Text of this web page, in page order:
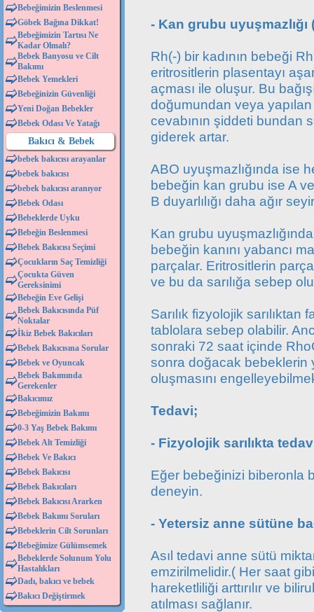
Bebeğimizin Beslenmesi
Göbek Bağına Dikkat!
Bebeğimizin Tartısı Ne
Kadar Olmalı?
Bebek Banyosu ve Cilt
Bakımı
Bebek Yemekleri
Bebeğinizin Güvenliği
Yeni Doğan Bebekler
Bebek Odası Ve Yatağı
Bakıcı & Bebek
bebek bakıcısı arayanlar
bebek bakıcısı
bebek bakıcısı aranıyor
Bebek Odası
Bebeklerde Uyku
Bebeğin Beslenmesi
Bebek Bakıcısı Seçimi
Çocukların Saç Temizliği
Çocukta Güven
Gereksinimi
Bebeğin Eve Gelişi
Bebek Bakıcısında Püf
Noktalar
İkiz Bebek Bakıcıları
Bebek Bakıcısına Sorular
Bebek ve Oyuncak
Bebek Bakımında
Gerekenler
Bakıcımız
Bebeğimizin Bakımı
0-3 Yaş Bebek Bakımı
Bebek Alt Temizliği
Bebek Ve Bakıcı
Bebek Bakıcısı
Bebek Bakıcıları
Bebek Bakıcısı Ararken
Bebek Bakımı Soruları
Bebeklerin Cilt Sorunları
Bebeğimize Gülümsemek
Bebeklerde Solunum Yolu
Hastalıkları
Dadı, bakıcı ve bebek
Bakıcı Değiştirmek
- Kan grubu uyuşmazlığı
Rh(-) bir kadının bebeği
eritrositlerin plasentayı
açması ile oluşur. Bu
doğumundan veya yapılan
cevabının şiddeti bundan
giderek artar.
ABO uyuşmazlığında ise
bebeğin kan grubu ise A
B duyarlılığı daha ağır
Kan grubu
bebeğin kanını yabancı
parçalar. Eritrositlerin
ve bu da sarılığa sebep
Sarılık fizyolojik
tablolara sebep olabilir.
sonraki 72 saat içinde
sonra doğacak bebeklerin
oluşmasını
Tedavi;
- Fizyolojik sarılıkta
Eğer bebeğinizi biberonla
deneyin.
- Yetersiz anne sütüne
Asıl tedavi anne sütü
emzirilmelidir.( Her saat
hareketliliği arttırılır ve
atılması sağlanır.